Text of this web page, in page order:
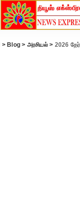
> Blog > அரசியல்> 2026 தேர்தலில்